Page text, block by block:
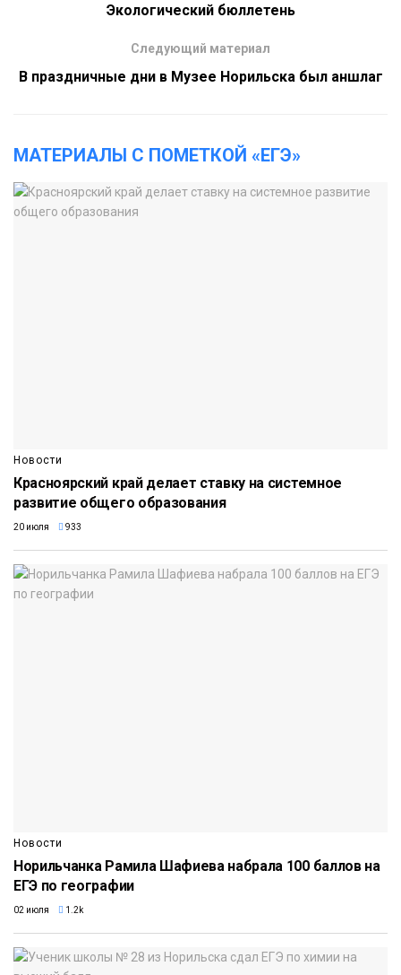
Экологический бюллетень
Следующий материал
В праздничные дни в Музее Норильска был аншлаг
МАТЕРИАЛЫ С ПОМЕТКОЙ «ЕГЭ»
Новости
Красноярский край делает ставку на системное
развитие общего образования
20 июля 933
Новости
Норильчанка Рамила Шафиева набрала 100 баллов на
ЕГЭ по географии
02 июля 1.2k